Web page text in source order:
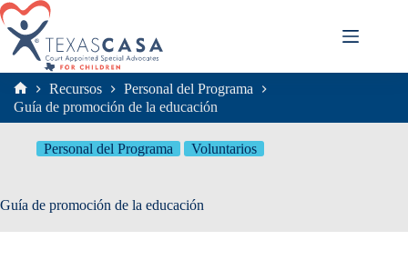
Saltar
al
contenido
Inicio
Recursos
Personal del Programa
Guía de promoción de la educación
Personal del Programa Voluntarios
Guía de promoción de la educación